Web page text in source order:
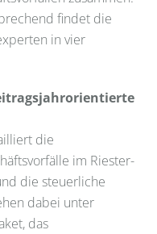
findet die
in vier
die
im Riester-
die steuerliche
dabei unter
das